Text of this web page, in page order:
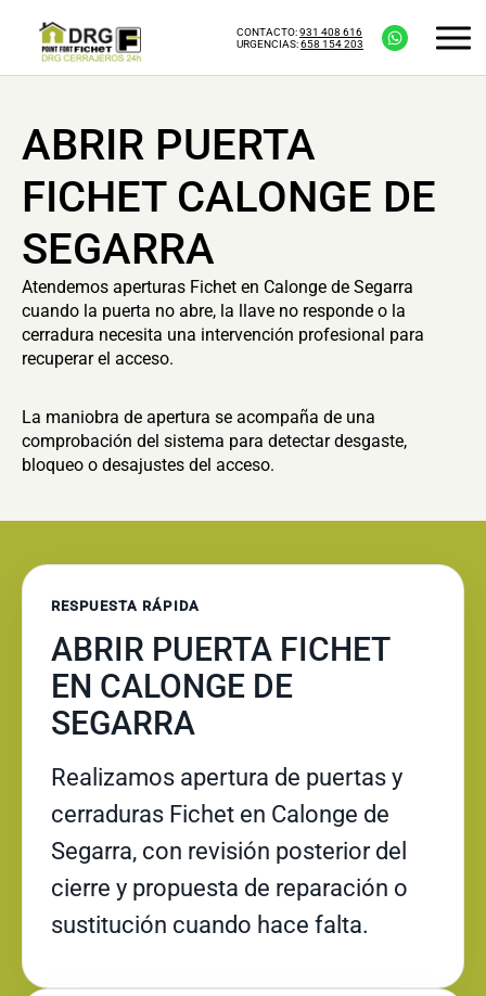
CONTACTO:931 408 616
URGENCIAS:658 154 203
ABRIR PUERTA
FICHET CALONGE DE
SEGARRA
Atendemos aperturas Fichet en Calonge de Segarra
cuando la puerta no abre, la llave no responde o la
cerradura necesita una intervención profesional para
recuperar el acceso.
La maniobra de apertura se acompaña de una
comprobación del sistema para detectar desgaste,
bloqueo o desajustes del acceso.
RESPUESTA RÁPIDA
ABRIR PUERTA FICHET
EN CALONGE DE
SEGARRA
Realizamos apertura de puertas y
cerraduras Fichet en Calonge de
Segarra, con revisión posterior del
cierre y propuesta de reparación o
sustitución cuando hace falta.